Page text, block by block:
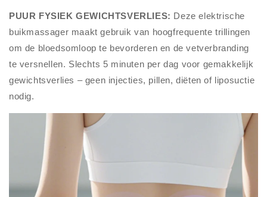
PUUR FYSIEK GEWICHTSVERLIES: Deze elektrische
buikmassager maakt gebruik van hoogfrequente trillingen
om de bloedsomloop te bevorderen en de vetverbranding
te versnellen. Slechts 5 minuten per dag voor gemakkelijk
gewichtsverlies – geen injecties, pillen, diëten of liposuctie
nodig.